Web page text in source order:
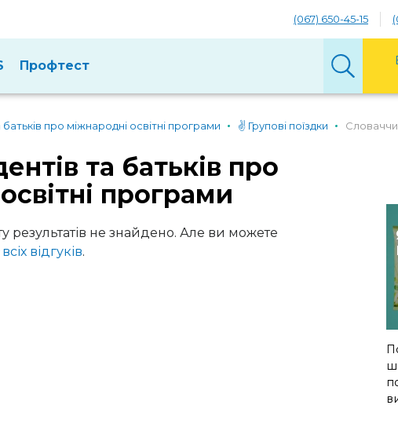
(067) 650-45-15
Профтест
батьків про міжнародні освітні програми ✌️ Групові поїздки
та батьків про
програми
результатів не знайдено. Але ви можете
всіх відгуків.